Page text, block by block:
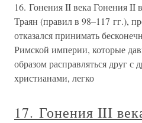
16. Гонения II века Гонения II
Траян (правил в 98–117 гг.),
отказался принимать
Римской империи, которые
образом расправляться друг с
христианами, легко
17. Гонения III